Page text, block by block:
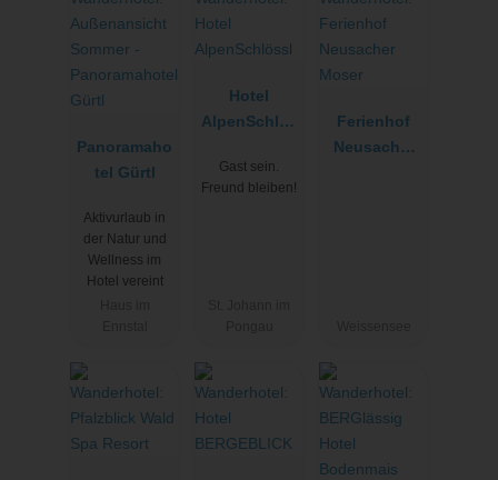
Panoramaho
tel Gürtl
Aktivurlaub in
der Natur und
Wellness im
Hotel vereint
Hotel
AlpenSchlös
Gast sein.
Freund bleiben!
Ferienhof
Neusacher